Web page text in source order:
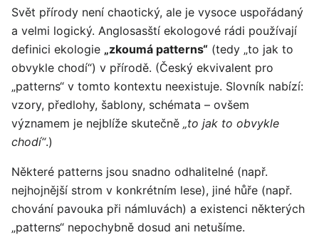
Svět přírody není chaotický, ale je vysoce uspořádaný
a velmi logický. Anglosasští ekologové rádi používají
definici ekologie „zkoumá patterns“ (tedy „to jak to
obvykle chodí“) v přírodě. (Český ekvivalent pro
„patterns“ v tomto kontextu neexistuje. Slovník nabízí:
vzory, předlohy, šablony, schémata – ovšem
významem je nejblíže skutečně „to jak to obvykle
chodí“.)
Některé patterns jsou snadno odhalitelné (např.
nejhojnější strom v konkrétním lese), jiné hůře (např.
chování pavouka při námluvách) a existenci některých
„patterns“ nepochybně dosud ani netušíme.